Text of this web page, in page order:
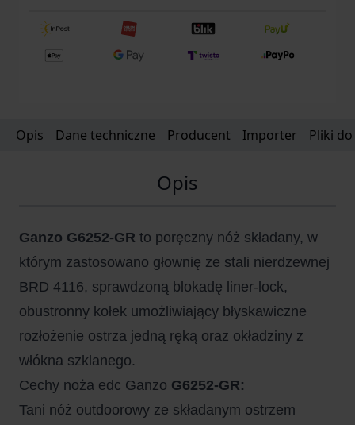
Opis Dane techniczne Producent Importer Pliki
Opis
Ganzo G6252-GR to poręczny nóż składany, w
którym zastosowano głownię ze stali nierdzewnej
BRD 4116, sprawdzoną blokadę liner-lock,
obustronny kołek umożliwiający błyskawiczne
rozłożenie ostrza jedną ręką oraz okładziny z
włókna szklanego.
Cechy noża edc Ganzo G6252-GR:
Tani nóż outdoorowy ze składanym ostrzem